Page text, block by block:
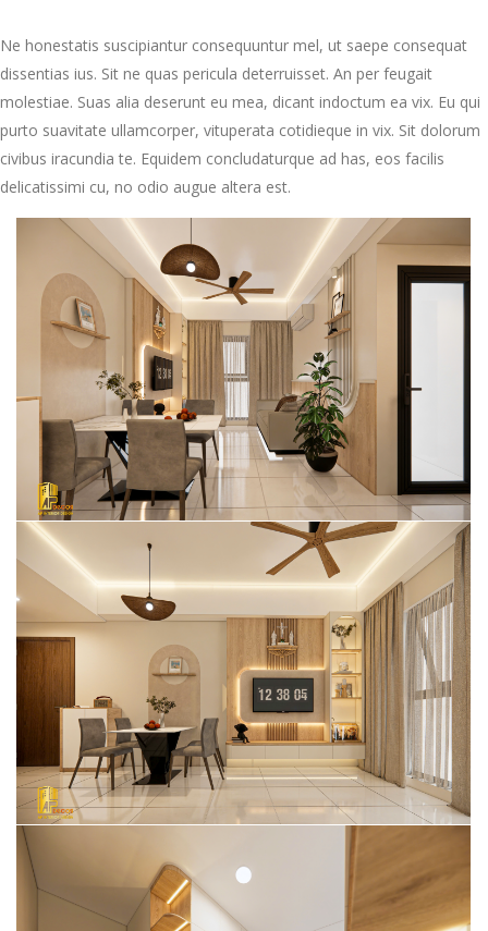
Ne honestatis suscipiantur consequuntur mel, ut saepe consequat
dissentias ius. Sit ne quas pericula deterruisset. An per feugait
molestiae. Suas alia deserunt eu mea, dicant indoctum ea vix. Eu qui
purto suavitate ullamcorper, vituperata cotidieque in vix. Sit dolorum
civibus iracundia te. Equidem concludaturque ad has, eos facilis
delicatissimi cu, no odio augue altera est.